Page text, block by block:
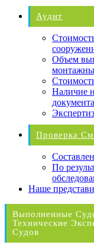
Аудит
Объем
Наличие
Проверка
По
Наше
Выполненные
Технические
Судов